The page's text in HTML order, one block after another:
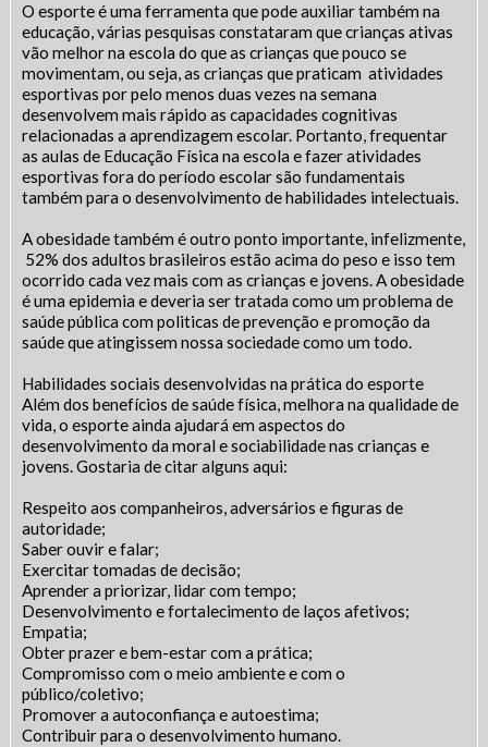
O esporte é uma ferramenta que pode auxiliar também na
educação, várias pesquisas constataram que crianças ativas
vão melhor na escola do que as crianças que pouco se
movimentam, ou seja, as crianças que praticam atividades
esportivas por pelo menos duas vezes na semana
desenvolvem mais rápido as capacidades cognitivas
relacionadas a aprendizagem escolar. Portanto, frequentar
as aulas de Educação Física na escola e fazer atividades
esportivas fora do período escolar são fundamentais
também para o desenvolvimento de habilidades intelectuais.
A obesidade também é outro ponto importante, infelizmente,
52% dos adultos brasileiros estão acima do peso e isso tem
ocorrido cada vez mais com as crianças e jovens. A obesidade
é uma epidemia e deveria ser tratada como um problema de
saúde pública com politicas de prevenção e promoção da
saúde que atingissem nossa sociedade como um todo.
Habilidades sociais desenvolvidas na prática do esporte
Além dos benefícios de saúde física, melhora na qualidade de
vida, o esporte ainda ajudará em aspectos do
desenvolvimento da moral e sociabilidade nas crianças e
jovens. Gostaria de citar alguns aqui:
Respeito aos companheiros, adversários e figuras de
autoridade;
Saber ouvir e falar;
Exercitar tomadas de decisão;
Aprender a priorizar, lidar com tempo;
Desenvolvimento e fortalecimento de laços afetivos;
Empatia;
Obter prazer e bem-estar com a prática;
Compromisso com o meio ambiente e com o
público/coletivo;
Promover a autoconfiança e autoestima;
Contribuir para o desenvolvimento humano.